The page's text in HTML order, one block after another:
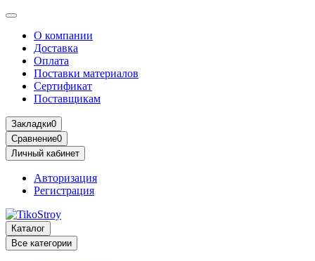
О компании
Доставка
Оплата
Поставки материалов
Сертификат
Поставщикам
Закладки0
Сравнение0
Личный кабинет
Авторизация
Регистрация
Каталог
Все категории